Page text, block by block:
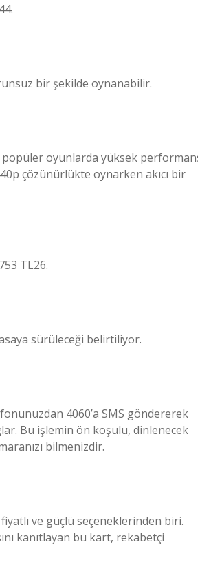
bir şekilde oynanabilir.
popüler oyunlarda yüksek
çözünürlükte oynarken akıcı bir
TL26.
sürüleceği belirtiliyor.
4060’a SMS göndererek
Bu işlemin ön koşulu, dinlenecek
bilmenizdir.
ve güçlü seçeneklerinden biri.
kanıtlayan bu kart, rekabetçi